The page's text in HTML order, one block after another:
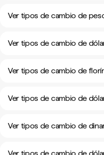
Ver tipos de cambio de
Ver tipos de cambio de
Ver tipos de cambio de
Ver tipos de cambio de
Ver tipos de cambio de